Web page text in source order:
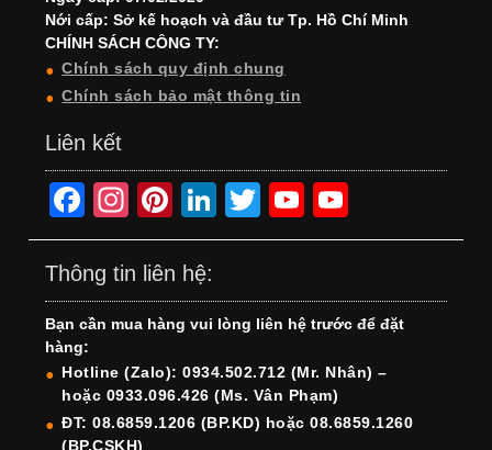
Nới cấp: Sở kế hoạch và đầu tư Tp. Hồ Chí Minh
CHÍNH SÁCH CÔNG TY:
Chính sách quy định chung
Chính sách bảo mật thông tin
Liên kết
F
a
c
e
b
o
o
In
st
a
gr
a
m
Pi
nt
er
e
st
Li
n
e
dI
n
T
wi
er
Y
o
T
u
b
e
o
T
u
b
e
Thông tin liên hệ:
Bạn cần mua hàng vui lòng liên hệ trước để đặt
hàng:
Hotline (Zalo): 0934.502.712 (Mr. Nhân) –
hoặc 0933.096.426 (Ms. Vân Phạm)
ĐT: 08.6859.1206 (BP.KD) hoặc 08.6859.1260
(BP.CSKH)